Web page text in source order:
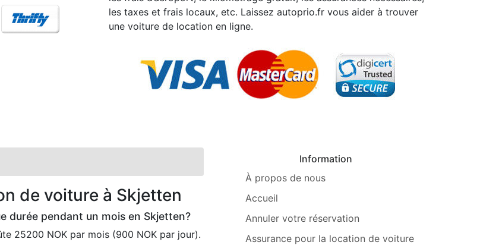
les taxes et frais locaux, etc. Laissez autoprio.fr vous aider à trouver
une voiture de location en ligne.
de voiture à Skjetten
durée pendant un mois en Skjetten?
25200 NOK par mois (900 NOK par jour).
Information
À propos de nous
Accueil
Annuler votre réservation
Assurance pour la location de voiture